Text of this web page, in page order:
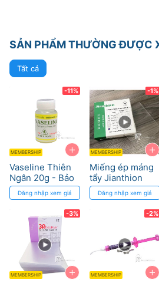
SẢN PHẨM THƯỜNG ĐƯỢC
Tất cả
+
-11%
MEMBERSHIP
Vaseline Thiên
Ngân 20g - Bảo
vệ nướu trong
tẩy trắng
Đăng nhập xem giá
+
-3%
MEMBERSHIP
+
-1%
MEMBERSHIP
Miếng ép máng
tẩy Jianthion
cứng/mềm - Đài
Loan
Đăng nhập xem giá
+
-2%
MEMBERSHIP